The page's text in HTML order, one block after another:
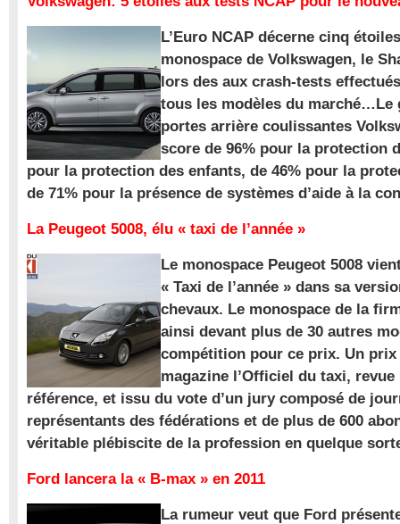
L’Euro NCAP décerne cinq
monospace de Volkswagen, le
lors des aux crash-tests
tous les modèles du marché…Le
portes arrière coulissantes
score de 96% pour la protection
pour la protection des enfants, de 46% pour la
de 71% pour la présence de systèmes d’aide à la
La Peugeot 5008, élu « taxi de l’année »
Le monospace Peugeot 5008
« Taxi de l’année » dans sa
chevaux. Le monospace de la
ainsi devant plus de 30 autres
compétition pour ce prix. Un
magazine l’Officiel du taxi,
référence, et issu du vote d’un jury composé de
représentants des fédérations et de plus de 600
véritable plébiscite de la profession en quelque
Ford lancera la « B-max » en 2011
La rumeur veut que Ford